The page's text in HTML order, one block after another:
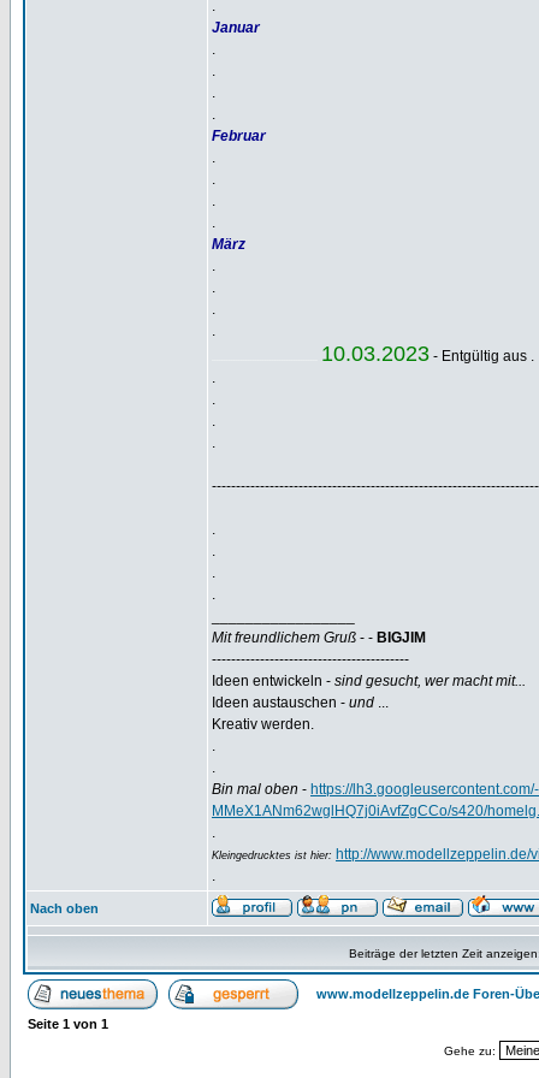
.
Januar
.
.
.
.
Februar
.
.
.
.
März
.
.
.
.
10.03.2023 - Entgültig aus
.
.
.
.
.
.
.
.
Mit freundlichem Gruß - - BIGJIM
-----------------------------------------
Ideen entwickeln - sind gesucht, wer macht mit...
Ideen austauschen - und ...
Kreativ werden.
.
.
Bin mal oben - https://
MMeX1ANm62wglHQ7j0iAvfZgCCo/s420/
.
Kleingedrucktes ist hier: http://
.
Nach oben
Beiträge der letzten Zeit
www.modellzeppelin.de Foren-
Seite 1 von 1
Gehe zu: